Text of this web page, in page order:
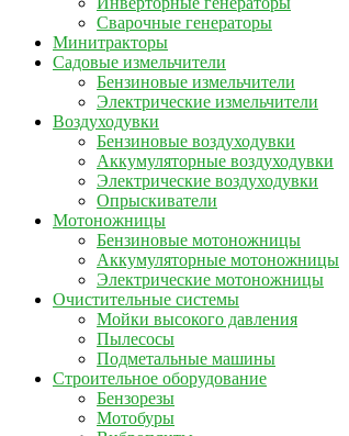
Сварочные генераторы
Минитракторы
Садовые измельчители
Бензиновые измельчители
Электрические измельчители
Воздуходувки
Бензиновые воздуходувки
Аккумуляторные воздуходувки
Электрические воздуходувки
Опрыскиватели
Мотоножницы
Бензиновые мотоножницы
Аккумуляторные мотоножницы
Электрические мотоножницы
Очистительные системы
Мойки высокого давления
Пылесосы
Подметальные машины
Строительное оборудование
Бензорезы
Мотобуры